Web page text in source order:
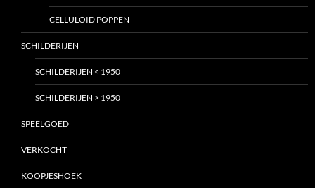
CELLULOID POPPEN
SCHILDERIJEN
SCHILDERIJEN < 1950
SCHILDERIJEN > 1950
SPEELGOED
VERKOCHT
KOOPJESHOEK